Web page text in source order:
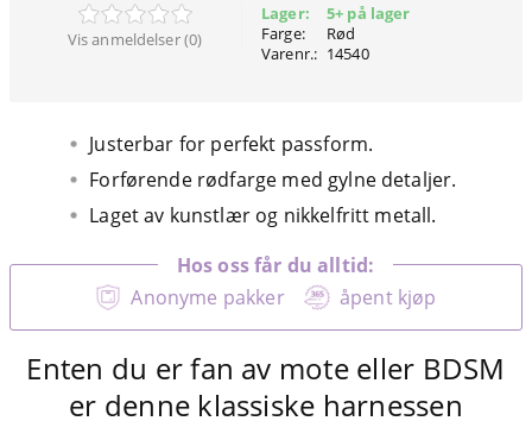
Vis anmeldelser (0)
Lager:
Farge:
Varenr.:
5+ på lager
Rød
14540
Justerbar for perfekt passform.
Forførende rødfarge med gylne detaljer.
Laget av kunstlær og nikkelfritt metall.
Anonyme pakker åpent kjøp
Hos oss får du alltid:
Enten du er fan av mote eller BDSM
er denne klassiske harnessen